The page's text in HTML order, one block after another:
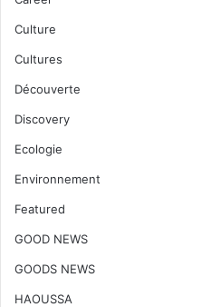
Culture
Cultures
Découverte
Discovery
Ecologie
Environnement
Featured
GOOD NEWS
GOODS NEWS
HAOUSSA